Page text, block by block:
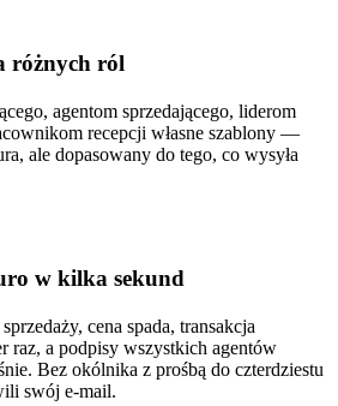
różnych ról
agentom sprzedającego, liderom
recepcji własne szablony —
ale dopasowany do tego, co wysyła
w kilka sekund
cena spada, transakcja
raz, a podpisy wszystkich agentów
Bez okólnika z prośbą do czterdziestu
swój e-mail.